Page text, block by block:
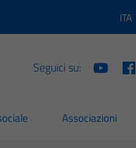
ITA
Seguici su:
Associazioni